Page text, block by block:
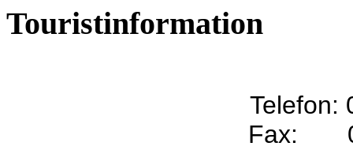
Touristinformation
Telefon:
Fax: